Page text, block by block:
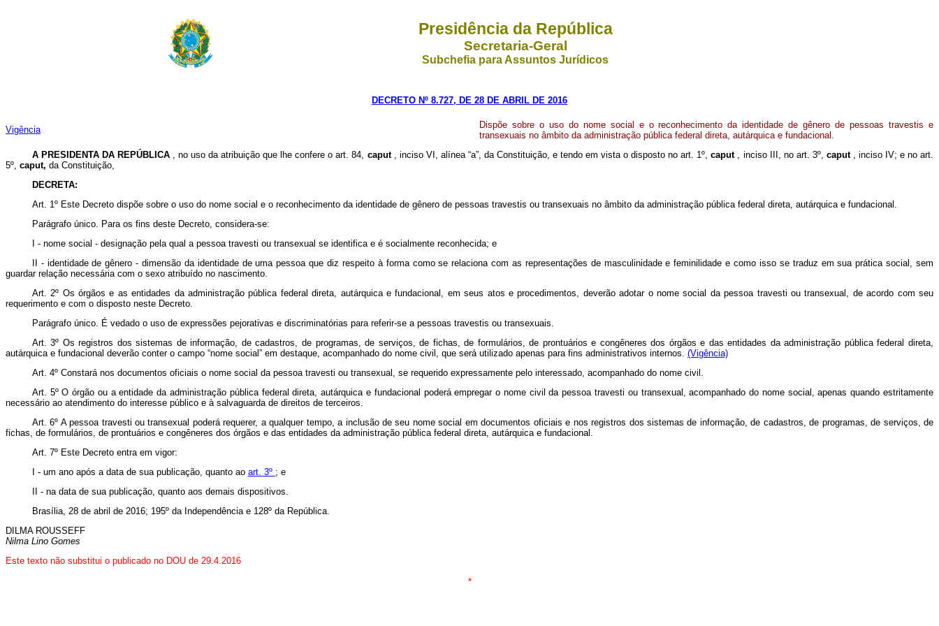
Presidência da República
Secretaria-Geral
Subchefia para Assuntos Jurídicos
DECRETO Nº 8.727, DE 28 DE ABRIL DE 2016
Vigência
Dispõe sobre o uso do nome social e o reconhecimento da identidade de gênero de pessoas travestis e
transexuais no âmbito da administração pública federal direta, autárquica e fundacional.
A PRESIDENTA DA REPÚBLICA ,no uso da atribuição que lhe confere o art. 84, caput , inciso VI, alínea “a”, da Constituição, e tendo em vista o disposto no art. 1º,caput , inciso III, no art. 3º, caput , inciso IV; e no art.
5º, caput, da Constituição,
DECRETA:
Art. 1º Este Decreto dispõe sobre o uso do nome social e o reconhecimento da identidade de gênero de pessoas travestis ou transexuais no âmbito da administração pública federal direta, autárquica e fundacional.
Parágrafo único. Para os fins deste Decreto, considera-se:
I - nome social - designação pela qual a pessoa travesti ou transexual se identifica e é socialmente reconhecida; e
II - identidade de gênero - dimensão da identidade de uma pessoa que diz respeito à forma como se relaciona com as representações de masculinidade e feminilidade e como isso se traduz em sua prática social, sem
guardar relação necessária com o sexo atribuído no nascimento.
Art. 2º Os órgãos e as entidades da administração pública federal direta, autárquica e fundacional, em seus atos e procedimentos, deverão adotar o nome social da pessoa travesti ou transexual, de acordo com seu
requerimento e com o disposto neste Decreto.
Parágrafo único. É vedado o uso de expressões pejorativas e discriminatórias para referir-se a pessoas travestis ou transexuais.
Art. 3º Os registros dos sistemas de informação, de cadastros, de programas, de serviços, de fichas, de formulários, de prontuários e congêneres dos órgãos e das entidades da administração pública federal direta,
autárquica e fundacional deverão conter o campo “nome social” em destaque, acompanhado do nome civil, que será utilizado apenas para fins administrativos internos. (Vigência)
Art. 4º Constará nos documentos oficiais o nome social da pessoa travesti ou transexual, se requerido expressamente pelo interessado, acompanhado do nome civil.
Art. 5º O órgão ou a entidade da administração pública federal direta, autárquica e fundacional poderá empregar o nome civil da pessoa travesti ou transexual, acompanhado do nome social, apenas quando estritamente
necessário ao atendimento do interesse público e à salvaguarda de direitos de terceiros.
Art. 6º A pessoa travesti ou transexual poderá requerer, a qualquer tempo, a inclusão de seu nome social em documentos oficiais e nos registros dos sistemas de informação, de cadastros, de programas, de serviços, de
fichas, de formulários, de prontuários e congêneres dos órgãos e das entidades da administração pública federal direta, autárquica e fundacional.
Art. 7º Este Decreto entra em vigor:
I - um ano após a data de sua publicação, quanto ao art. 3º ; e
II - na data de sua publicação, quanto aos demais dispositivos.
Brasília, 28 de abril de 2016; 195º da Independência e 128º da República.
DILMA ROUSSEFF
Nilma Lino Gomes
Este texto não substitui o publicado no DOU de 29.4.2016
*